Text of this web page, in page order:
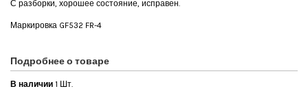
С разборки, хорошее состояние, исправен.
Маркировка GF532 FR-4
Подробнее о товаре
В наличии 1 Шт.